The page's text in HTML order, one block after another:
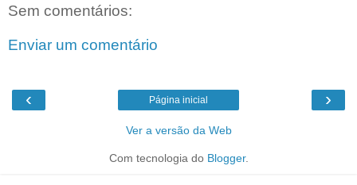
Sem comentários:
Enviar um comentário
‹ ›
Página inicial
Ver a versão da Web
Com tecnologia do Blogger.